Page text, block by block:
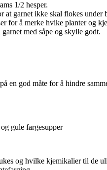
1/2 hesper.
at garnet ikke skal flokes under
for å merke hvike planter og
med såpe og skylle godt.
en god måte for å hindre
gule fargesupper
og hvilke kjemikalier til de